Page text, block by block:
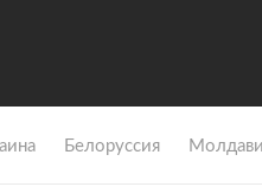
Белоруссия